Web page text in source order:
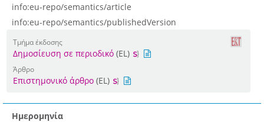
info:eu-repo/semantics/article
info:eu-repo/semantics/publishedVersion
Τμήμα έκδοσης
Δημοσίευση σε περιοδικό (EL)
Άρθρο
Επιστημονικό άρθρο (EL)
Ημερομηνία